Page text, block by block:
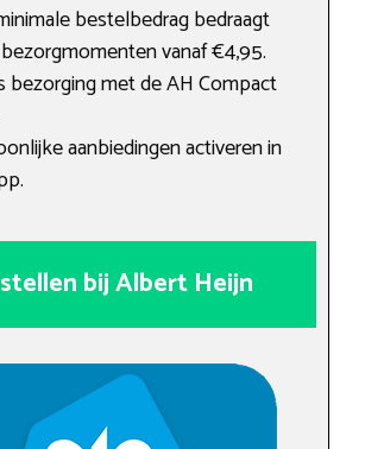
bestelbedrag bedraagt
vanaf €4,95.
bezorging met de AH Compact
aanbiedingen activeren in
bij Albert Heijn